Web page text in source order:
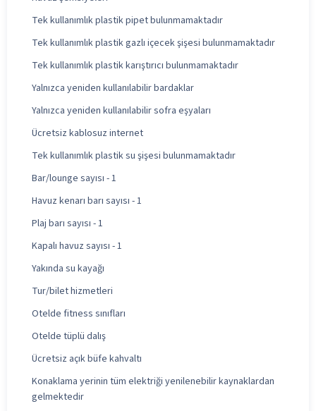
Tek kullanımlık plastik pipet bulunmamaktadır
Tek kullanımlık plastik gazlı içecek şişesi bulunmamaktadır
Tek kullanımlık plastik karıştırıcı bulunmamaktadır
Yalnızca yeniden kullanılabilir bardaklar
Yalnızca yeniden kullanılabilir sofra eşyaları
Ücretsiz kablosuz internet
Tek kullanımlık plastik su şişesi bulunmamaktadır
Bar/lounge sayısı - 1
Havuz kenarı barı sayısı - 1
Plaj barı sayısı - 1
Kapalı havuz sayısı - 1
Yakında su kayağı
Tur/bilet hizmetleri
Otelde fitness sınıfları
Otelde tüplü dalış
Ücretsiz açık büfe kahvaltı
Konaklama yerinin tüm elektriği yenilenebilir kaynaklardan
gelmektedir